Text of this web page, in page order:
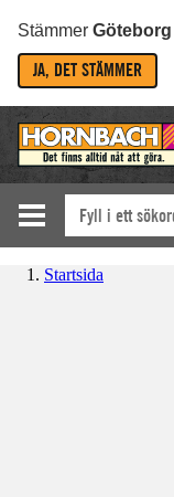
Stämmer Göteborg
JA, DET STÄMMER
Startsida